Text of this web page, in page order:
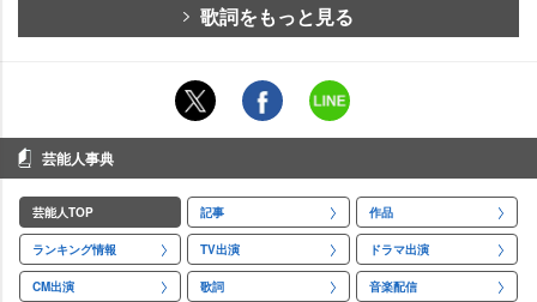
歌詞をもっと見る
芸能人事典
芸能人TOP 記事 作品
ランキング情報 TV出演 ドラマ出演
CM出演 歌詞 音楽配信